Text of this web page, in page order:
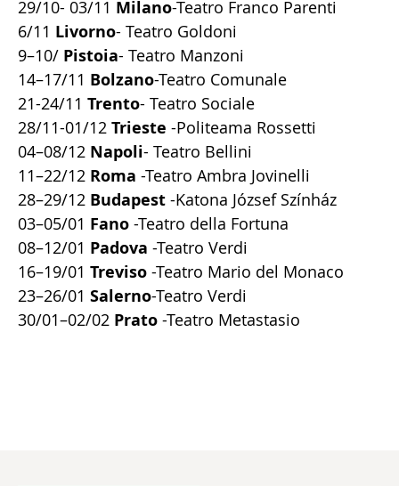
29/10- 03/11 Milano-Teatro Franco Parenti
6/11 Livorno- Teatro Goldoni
9–10/ Pistoia- Teatro Manzoni
14–17/11 Bolzano-Teatro Comunale
21-24/11 Trento- Teatro Sociale
28/11-01/12 Trieste -Politeama Rossetti
04–08/12 Napoli- Teatro Bellini
11–22/12 Roma -Teatro Ambra Jovinelli
28–29/12 Budapest -Katona József Színház
03–05/01 Fano -Teatro della Fortuna
08–12/01 Padova -Teatro Verdi
16–19/01 Treviso -Teatro Mario del Monaco
23–26/01 Salerno-Teatro Verdi
30/01–02/02 Prato -Teatro Metastasio